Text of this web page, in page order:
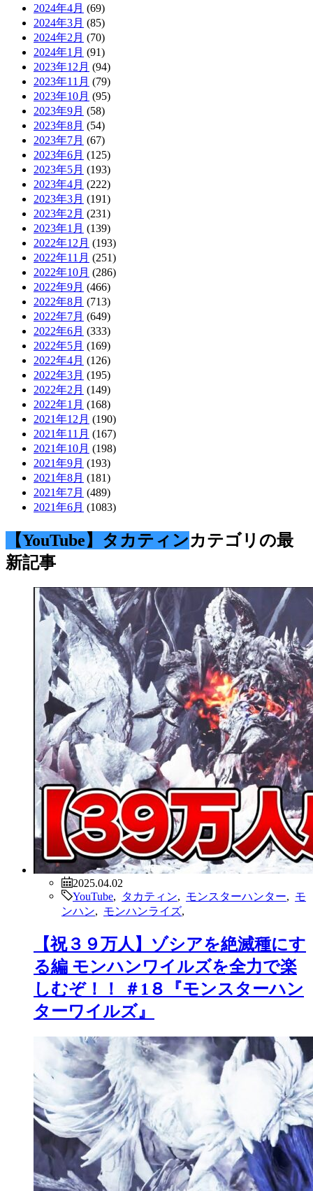
2024年4月 (69)
2024年3月 (85)
2024年2月 (70)
2024年1月 (91)
2023年12月 (94)
2023年11月 (79)
2023年10月 (95)
2023年9月 (58)
2023年8月 (54)
2023年7月 (67)
2023年6月 (125)
2023年5月 (193)
2023年4月 (222)
2023年3月 (191)
2023年2月 (231)
2023年1月 (139)
2022年12月 (193)
2022年11月 (251)
2022年10月 (286)
2022年9月 (466)
2022年8月 (713)
2022年7月 (649)
2022年6月 (333)
2022年5月 (169)
2022年4月 (126)
2022年3月 (195)
2022年2月 (149)
2022年1月 (168)
2021年12月 (190)
2021年11月 (167)
2021年10月 (198)
2021年9月 (193)
2021年8月 (181)
2021年7月 (489)
2021年6月 (1083)
【YouTube】タカティンカテゴリの最
新記事
2025.04.02
YouTube
タカティン モンスターハンター
モ
ンハン
モンハンライズ
【祝３９万人】ゾシアを絶滅種にす
る編 モンハンワイルズを全力で楽
しむぞ！！ ＃1８『モンスターハン
ターワイルズ』